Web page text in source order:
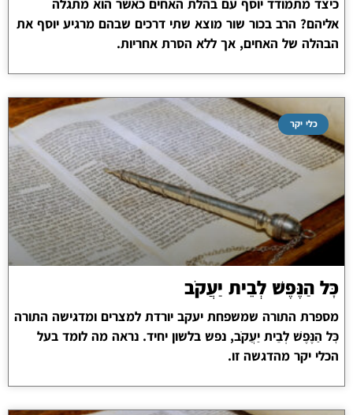
כיצד מתמודד יוסף עם בהלת האחים כאשר הוא מתגלה
אליהם? הרב בכור שור מוצא שתי דרכים שבהם מרגיע יוסף את
הבהלה של האחים, אך ללא הסרת אחריות.
כלי יקר
כׇּל הַנֶּפֶשׁ לְבֵית יַעֲקֹב
מספרת התורה שמשפחת יעקב יורדת למצרים ומדגישה התורה
כׇּל הַנֶּפֶשׁ לְבֵית יַעֲקֹב, נפש בלשון יחיד. נראה מה לומד בעל
הכלי יקר מהדגשה זו.